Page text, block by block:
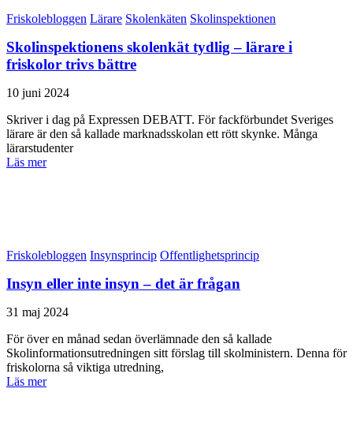
Friskolebloggen Lärare Skolenkäten Skolinspektionen
Skolinspektionens skolenkät tydlig – lärare i
friskolor trivs bättre
10 juni 2024
Skriver i dag på Expressen DEBATT. För fackförbundet Sveriges
lärare är den så kallade marknadsskolan ett rött skynke. Många
lärarstudenter
Läs mer
Friskolebloggen Insynsprincip Offentlighetsprincip
Insyn eller inte insyn – det är frågan
31 maj 2024
För över en månad sedan överlämnade den så kallade
Skolinformationsutredningen sitt förslag till skolministern. Denna för
friskolorna så viktiga utredning,
Läs mer